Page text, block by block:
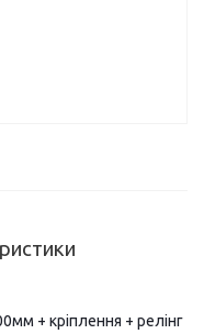
+ кріплення + релінг